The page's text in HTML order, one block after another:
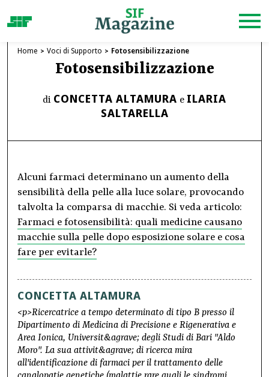
Home Voci di Supporto Fotosensibilizzazione
Fotosensibilizzazione
di CONCETTA ALTAMURA e ILARIA
SALTARELLA
Alcuni farmaci determinano un aumento della
sensibilità della pelle alla luce solare, provocando
talvolta la comparsa di macchie. Si veda articolo:
Farmaci e fotosensibilità: quali medicine causano
macchie sulla pelle dopo esposizione solare e cosa
fare per evitarle?
CONCETTA ALTAMURA
<p>Ricercatrice a tempo determinato di tipo B presso il
Dipartimento di Medicina di Precisione e Rigenerativa e
Area Ionica, Universit&agrave; degli Studi di Bari "Aldo
Moro". La sua attivit&agrave; di ricerca mira
all'identificazione di farmaci per il trattamento delle